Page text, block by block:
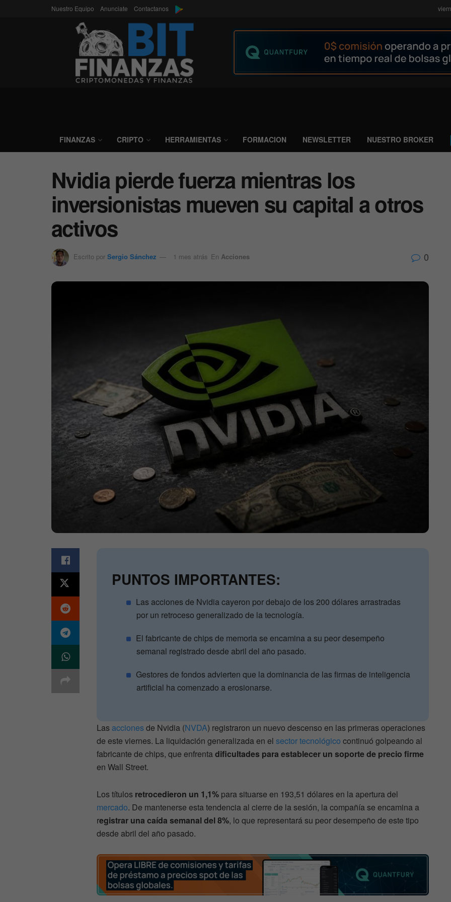
Nuestro Equipo Anunciate Contactanos
FINANZAS CRIPTO HERRAMIENTAS FORMACION NEWSLETTER NUESTRO BROKER
Nvidia pierde fuerza mientras los
inversionistas mueven su capital a otros
activos
Escrito por Sergio Sánchez 1 mes atrás En Acciones 0
PUNTOS IMPORTANTES:
Las acciones de Nvidia cayeron por debajo de los 200 dólares arrastradas
por un retroceso generalizado de la tecnología.
El fabricante de chips de memoria se encamina a su peor desempeño
semanal registrado desde abril del año pasado.
Gestores de fondos advierten que la dominancia de las firmas de inteligencia
artificial ha comenzado a erosionarse.
Las accionesde Nvidia (NVDA) registraron un nuevo descenso en las primeras operaciones
de este viernes. La liquidación generalizada en el sector tecnológico continuó golpeando al
fabricante de chips, que enfrentadificultades para establecer un soporte de precio firme
en Wall Street.
Los títulos retrocedieron un 1,1% para situarse en 193,51 dólares en la apertura del
mercado. De mantenerse esta tendencia al cierre de la sesión, la compañía se encamina a
registrar una caída semanal del 8%, lo que representará su peor desempeño de este tipo
desde abril del año pasado.